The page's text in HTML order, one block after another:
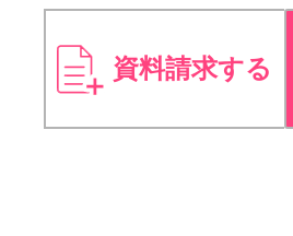
資料請求する